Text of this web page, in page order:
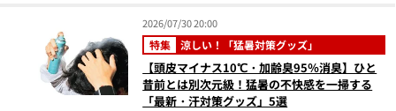
2026/07/30 20:00
特集 涼しい！「猛暑対策グッズ」
【頭皮マイナス10℃・加齢臭95％消臭】ひと
昔前とは別次元級！猛暑の不快感を一掃する
「最新・汗対策グッズ」5選